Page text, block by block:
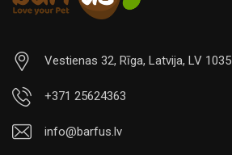
Vestienas 32, Rīga, Latvija, LV 1035
+371 25624363
info@barfus.lv